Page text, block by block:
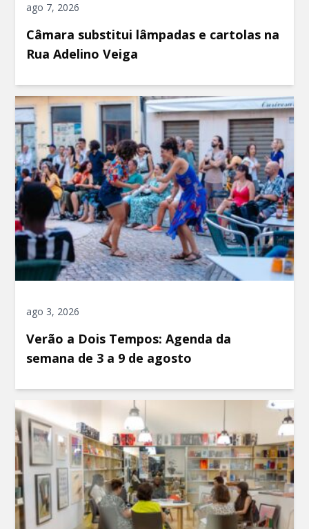
ago 7, 2026
Câmara substitui lâmpadas e cartolas na
Rua Adelino Veiga
ago 3, 2026
Verão a Dois Tempos: Agenda da
semana de 3 a 9 de agosto